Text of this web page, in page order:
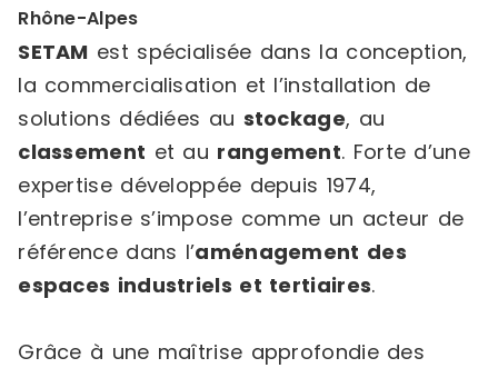
Rhône-Alpes
SETAM est spécialisée dans la conception,
la commercialisation et l’installation de
solutions dédiées au stockage, au
classement et au rangement. Forte d’une
expertise développée depuis 1974,
l’entreprise s’impose comme un acteur de
référence dans l’aménagement des
espaces industriels et tertiaires.
Grâce à une maîtrise approfondie des